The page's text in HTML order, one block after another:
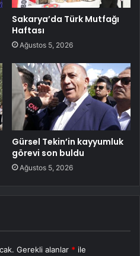
Sakarya’da Türk Mutfağı
Haftası
Ağustos 5, 2026
Gürsel Tekin’in kayyumluk
görevi son buldu
Ağustos 5, 2026
Gerekli alanlar * ile